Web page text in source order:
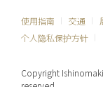
使用指南 交通
个人隐私保护方针
Copyright